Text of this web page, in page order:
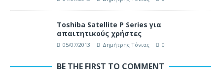
Toshiba Satellite P Series για
απαιτητικούς χρήστες
05/07/2013 Δημήτρης Τόνιας 0
BE THE FIRST TO COMMENT